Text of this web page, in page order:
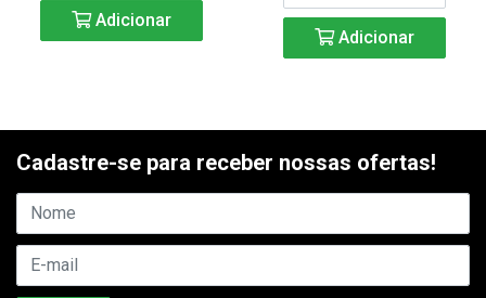
Adicionar
Adicionar
Cadastre-se para receber nossas ofertas!